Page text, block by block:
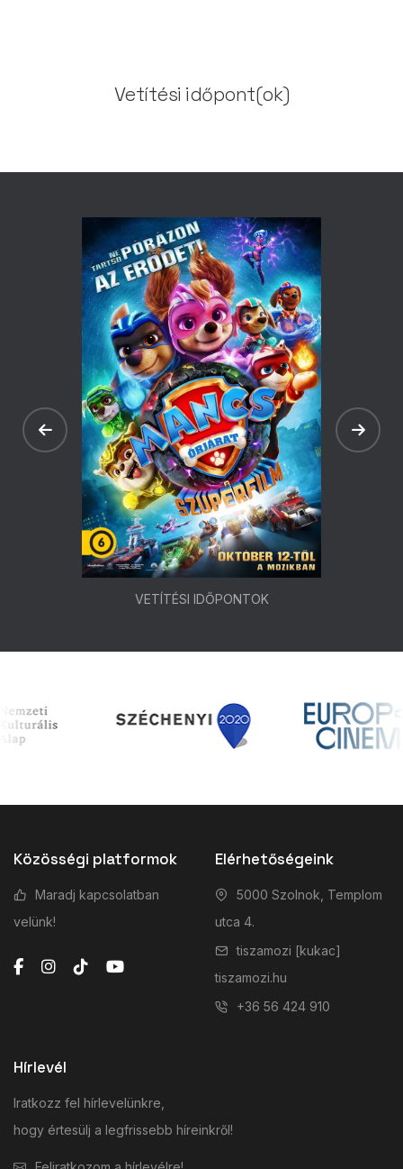
Vetítési időpont(ok)
VETÍTÉSI IDŐPONTOK
Közösségi platformok
Maradj kapcsolatban
velünk!
Elérhetőségeink
5000 Szolnok, Templom
utca 4.
tiszamozi [kukac]
tiszamozi.hu
+36 56 424 910
Hírlevél
Iratkozz fel hírlevelünkre,
hogy értesülj a legfrissebb híreinkről!